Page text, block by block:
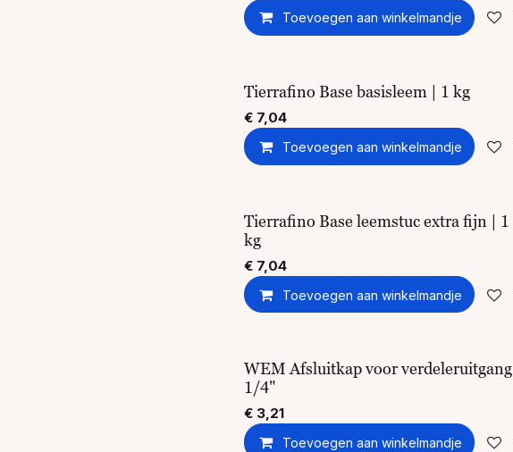
Toevoegen aan winkelmandje
Tierrafino Base basisleem | 1 kg
€ 7,04
Toevoegen aan winkelmandje
Tierrafino Base leemstuc extra fijn | 1
kg
€ 7,04
Toevoegen aan winkelmandje
WEM Afsluitkap voor verdeleruitgang
1/4"
€ 3,21
Toevoegen aan winkelmandje